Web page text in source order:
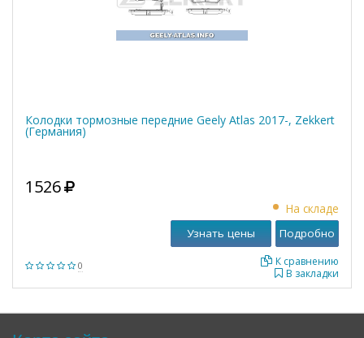
Колодки тормозные передние Geely Atlas 2017-, Zekkert
(Германия)
0
1526
На складе
В закладки
К сравнению
Узнать цены Подробно